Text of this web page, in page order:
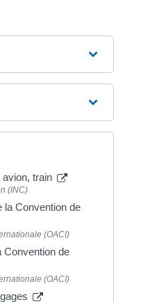
train
(INC)
la Convention de
(OACI)
Convention de
(OACI)